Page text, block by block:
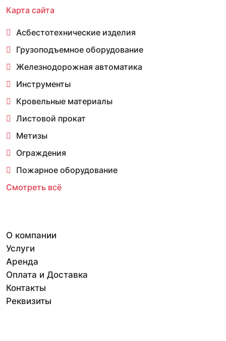
Карта сайта
Асбестотехнические изделия
Грузоподъемное оборудование
Железнодорожная автоматика
Инструменты
Кровельные материалы
Листовой прокат
Метизы
Ограждения
Пожарное оборудование
Смотреть всё
О компании
Услуги
Аренда
Оплата и Доставка
Контакты
Реквизиты